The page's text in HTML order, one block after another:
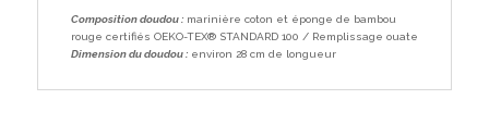
Composition doudou :marinière coton et éponge de bambou
rouge certifiés OEKO-TEX® STANDARD 100 / Remplissage ouate
Dimension du doudou :environ 28 cm de longueur